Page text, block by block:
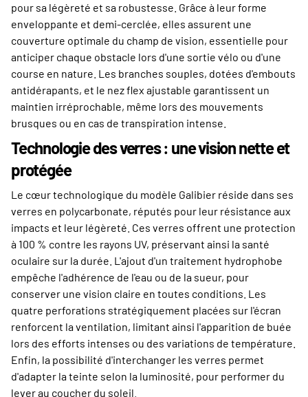
pour sa légèreté et sa robustesse. Grâce à leur forme
enveloppante et demi-cerclée, elles assurent une
couverture optimale du champ de vision, essentielle pour
anticiper chaque obstacle lors d'une sortie vélo ou d'une
course en nature. Les branches souples, dotées d'embouts
antidérapants, et le nez flex ajustable garantissent un
maintien irréprochable, même lors des mouvements
brusques ou en cas de transpiration intense.
Technologie des verres : une vision nette et
protégée
Le cœur technologique du modèle Galibier réside dans ses
verres en polycarbonate, réputés pour leur résistance aux
impacts et leur légèreté. Ces verres offrent une protection
à 100 % contre les rayons UV, préservant ainsi la santé
oculaire sur la durée. L'ajout d'un traitement hydrophobe
empêche l'adhérence de l'eau ou de la sueur, pour
conserver une vision claire en toutes conditions. Les
quatre perforations stratégiquement placées sur l'écran
renforcent la ventilation, limitant ainsi l'apparition de buée
lors des efforts intenses ou des variations de température.
Enfin, la possibilité d'interchanger les verres permet
d'adapter la teinte selon la luminosité, pour performer du
lever au coucher du soleil.